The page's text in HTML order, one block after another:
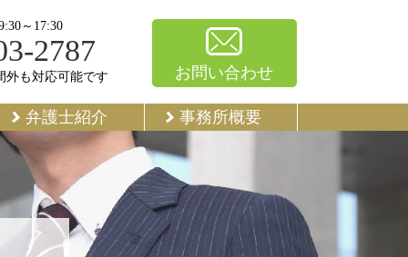
～17:30
2787
外も対応可能です お問い合わせ
弁護士紹介 事務所概要